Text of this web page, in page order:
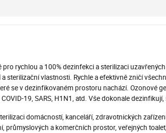
rychlou a 100% dezinfekci a sterilizaci
sterilizační vlastnosti. Rychle a efektivně zničí
se v dezinfikovaném prostoru nachází. Ozonové
19, SARS, H1N1, atd. Vše dokonale
domácností, kanceláří, zdravotnických
průmyslových a komerčních prostor, veřejných